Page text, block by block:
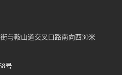
与鞍山道交叉口路南向西30米
号